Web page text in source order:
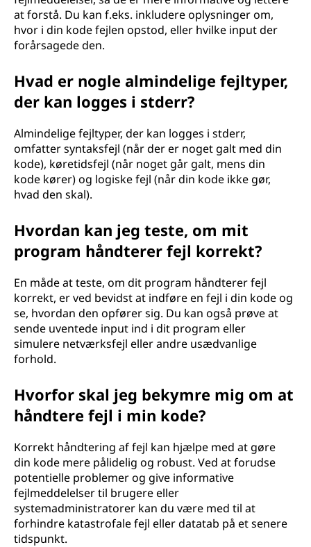
at forstå. Du kan f.eks. inkludere oplysninger om,
hvor i din kode fejlen opstod, eller hvilke input der
forårsagede den.
Hvad er nogle almindelige fejltyper,
der kan logges i stderr?
Almindelige fejltyper, der kan logges i stderr,
omfatter syntaksfejl (når der er noget galt med din
kode), køretidsfejl (når noget går galt, mens din
kode kører) og logiske fejl (når din kode ikke gør,
hvad den skal).
Hvordan kan jeg teste, om mit
program håndterer fejl korrekt?
En måde at teste, om dit program håndterer fejl
korrekt, er ved bevidst at indføre en fejl i din kode og
se, hvordan den opfører sig. Du kan også prøve at
sende uventede input ind i dit program eller
simulere netværksfejl eller andre usædvanlige
forhold.
Hvorfor skal jeg bekymre mig om at
håndtere fejl i min kode?
Korrekt håndtering af fejl kan hjælpe med at gøre
din kode mere pålidelig og robust. Ved at forudse
potentielle problemer og give informative
fejlmeddelelser til brugere eller
systemadministratorer kan du være med til at
forhindre katastrofale fejl eller datatab på et senere
tidspunkt.